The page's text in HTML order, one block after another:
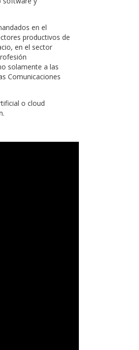
en el
productivos de
en el sector
solamente a las
Comunicaciones
o cloud